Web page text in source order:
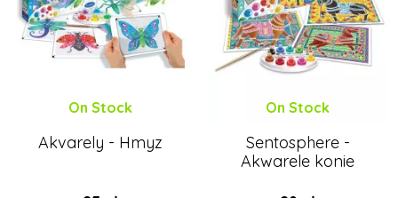
On Stock
Akvarely - Hmyz
On Stock
Sentosphere -
Akwarele konie